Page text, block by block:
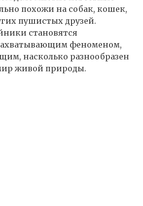
похожи на собак, кошек,
пушистых друзей.
становятся
феноменом,
насколько разнообразен
живой природы.